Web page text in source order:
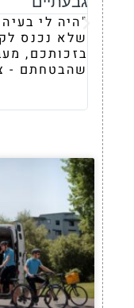
רצינית של
לקופסאות רגילות.
מעבר הדירה שלי
- ציק'-צאק'!"